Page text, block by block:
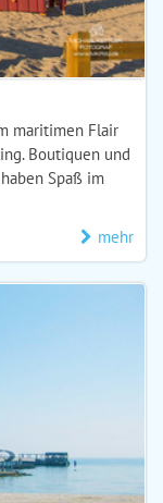
maritimen Flair
Boutiquen und
Spaß im
mehr